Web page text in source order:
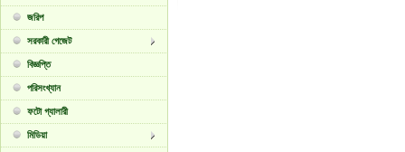
জরিপ
সরকারী গেজেট
বিজ্ঞপ্তি
পরিসংখ্যান
ফটো গ্যালারী
মিডিয়া